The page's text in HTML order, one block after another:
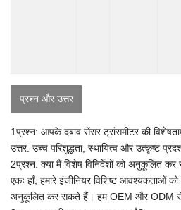
प्रश्न और उत्तर
1प्रश्न: आपके दबाव सेंसर ट्रांसमीटर की
उत्तर: उच्च परिशुद्धता, स्थायित्व और उत्कृष्ट
2प्रश्न: क्या मैं विशेष विनिर्देशों को अनुकूलित
एकः हाँ, हमारे इंजीनियर विशिष्ट आवश्यकताओं को
अनुकूलित कर सकते हैं। हम OEM और ODM